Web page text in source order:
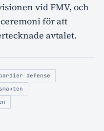
vid FMV, och
för att
avtalet.
defense